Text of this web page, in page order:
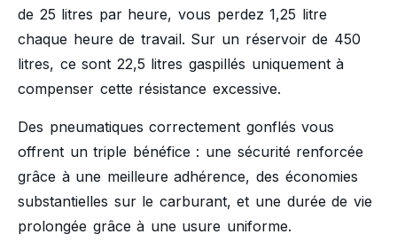
de 25 litres par heure, vous perdez 1,25 litre
chaque heure de travail. Sur un réservoir de 450
litres, ce sont 22,5 litres gaspillés uniquement à
compenser cette résistance excessive.
Des pneumatiques correctement gonflés vous
offrent un triple bénéfice : une sécurité renforcée
grâce à une meilleure adhérence, des économies
substantielles sur le carburant, et une durée de vie
prolongée grâce à une usure uniforme.